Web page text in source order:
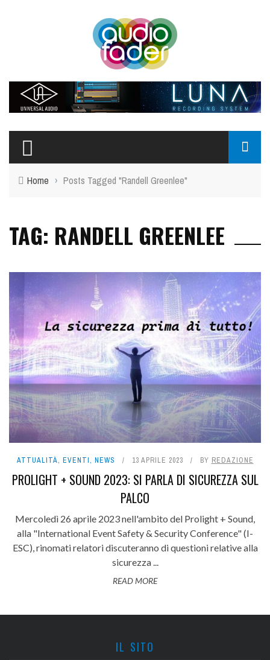
Home › Posts Tagged "Randell Greenlee"
TAG: RANDELL GREENLEE
ATTUALITÀ, EVENTI, NEWS 13 APRILE 2023 BY REDAZIONE
PROLIGHT + SOUND 2023: SI PARLA DI SICUREZZA SUL
PALCO
Mercoledì 26 aprile 2023 nell'ambito del Prolight + Sound,
alla "International Event Safety & Security Conference" (I-
ESC), rinomati relatori discuteranno di questioni relative alla
sicurezza ...
READ MORE
IL SITO